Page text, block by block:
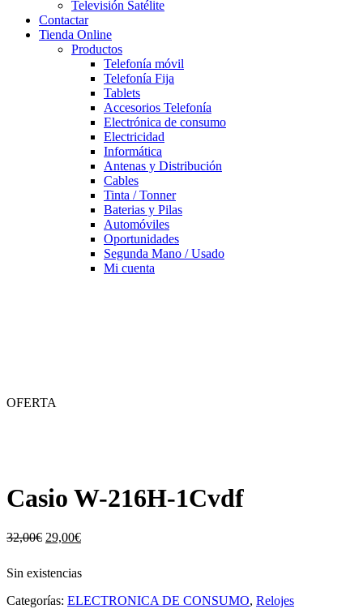
Televisión Satélite
Contactar
Tienda Online
Productos
Telefonía móvil
Telefonía Fija
Tablets
Accesorios Telefonía
Electrónica de consumo
Electricidad
Informática
Antenas y Distribución
Cables
Tinta / Tonner
Baterias y Pilas
Automóviles
Oportunidades
Segunda Mano / Usado
Mi cuenta
OFERTA
Casio W-216H-1Cvdf
32,00€ El
original
era:
32,00€.
29,00€El
es:
29,00€.
Sin existencias
Categorías: ELECTRONICA DE CONSUMO, Relojes